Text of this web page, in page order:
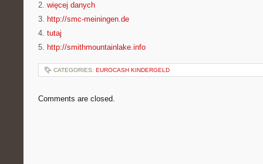
2. więcej danych
3. http://smc-meiningen.de
4. tutaj
5. http://smithmountainlake.info
CATEGORIES: EUROCASH KINDERGELD
Comments are closed.